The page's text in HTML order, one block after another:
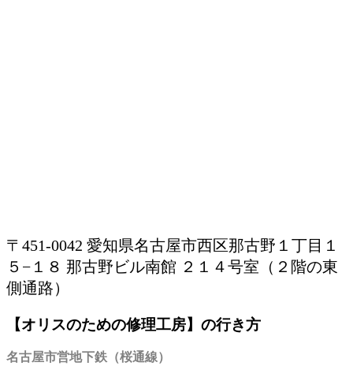
〒451-0042 愛知県名古屋市西区那古野１丁目１
５−１８ 那古野ビル南館 ２１４号室（２階の東
側通路）
【オリスのための修理工房】の行き方
名古屋市営地下鉄（桜通線）